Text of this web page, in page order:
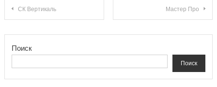
Навигация по записям
СК Вертикаль Мастер Про
Поиск
Поиск